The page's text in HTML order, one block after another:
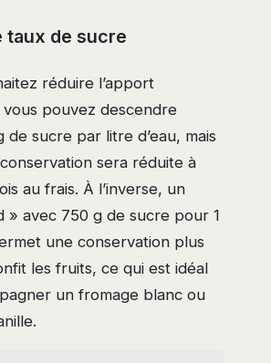
taux de sucre
réduire l’apport
pouvez descendre
de sucre par litre d’eau, mais
sera réduite à
au frais. À l’inverse, un
» avec 750 g de sucre pour 1
une conservation plus
les fruits, ce qui est idéal
un fromage blanc ou